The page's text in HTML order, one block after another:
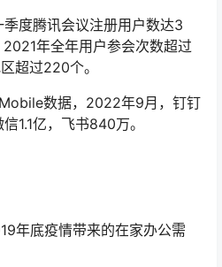
度腾讯会议注册用户数达3
年全年用户参会次数超过
超过220个。
数据，2022年9月，钉钉
1.1亿，飞书840万。
年底疫情带来的在家办公需